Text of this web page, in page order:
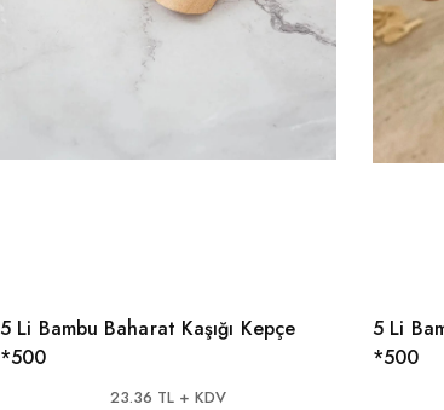
5 Li Bambu Baharat Kaşığı Kepçe
*500
23.36 TL + KDV
5 Li
*500